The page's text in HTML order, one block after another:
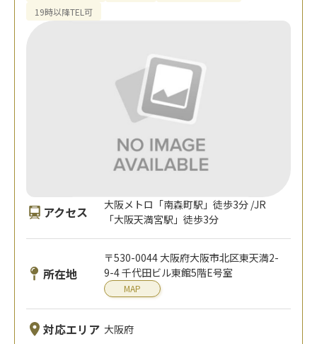
19時以降TEL可
アクセス
大阪メトロ「南森町駅」徒歩3分 /JR
「大阪天満宮駅」徒歩3分
所在地
〒530-0044 大阪府大阪市北区東天満2-
9-4 千代田ビル東館5階E号室
MAP
対応エリア 大阪府